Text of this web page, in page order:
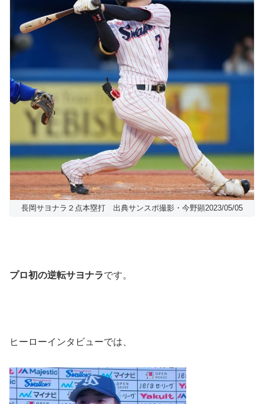
長岡サヨナラ２点本塁打 出典サンスポ撮影・今野顕2023/05/05
プロ初の逆転サヨナラです。
ヒーローインタビューでは、